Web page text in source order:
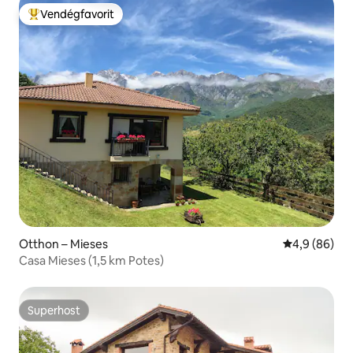
Kiemelt vendégfavorit
Vendégfavorit
Otthon – Mieses Átlagos
4,9 (86)
Casa Mieses (1,5 km Potes)
Superhost
Superhost